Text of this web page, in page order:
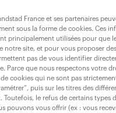
France et ses partenaires
sous la forme de cookies. Ces
principalement utilisées pour que
notre site, et pour vous proposer
pas de vous identifier
Parce que nous respectons votre
cookies qui ne sont pas
puis sur les titres des
le refus de certains types
pouvons vous offrir (ex : vous